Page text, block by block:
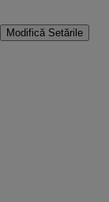
Modifică Setările